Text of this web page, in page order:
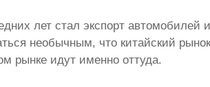
лет стал экспорт автомобилей
необычным, что китайский рынок
рынке идут именно оттуда.